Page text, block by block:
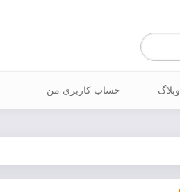
وبلاگ حساب کاربری من